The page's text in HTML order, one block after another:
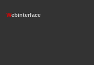
Webinterface